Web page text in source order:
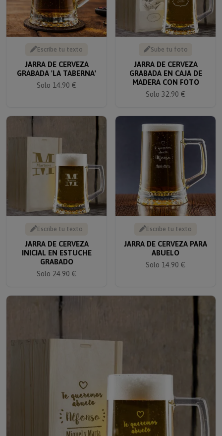
Escribe tu texto
JARRA DE CERVEZA
GRABADA 'LA TABERNA'
Solo 14.90 €
Sube tu foto
JARRA DE CERVEZA
GRABADA EN CAJA DE
MADERA CON FOTO
Solo 32.90 €
Escribe tu texto
JARRA DE CERVEZA
INICIAL EN ESTUCHE
GRABADO
Solo 24.90 €
Escribe tu texto
JARRA DE CERVEZA PARA
ABUELO
Solo 14.90 €